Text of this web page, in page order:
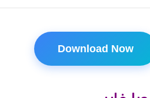
Download Now